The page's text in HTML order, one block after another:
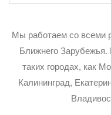
Мы работаем со всеми
Ближнего
таких городах, как
Калининград,